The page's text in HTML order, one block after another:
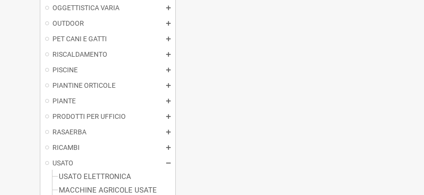
OGGETTISTICA VARIA
OUTDOOR
PET CANI E GATTI
RISCALDAMENTO
PISCINE
PIANTINE ORTICOLE
PIANTE
PRODOTTI PER UFFICIO
RASAERBA
RICAMBI
USATO
USATO ELETTRONICA
MACCHINE AGRICOLE USATE